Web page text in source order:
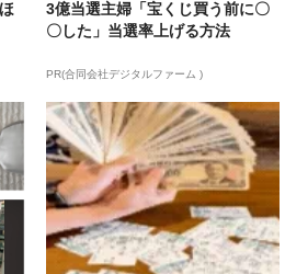
3億当選主婦「宝くじ買う前に〇
〇した」当選率上げる方法
PR(合同会社デジタルファーム )